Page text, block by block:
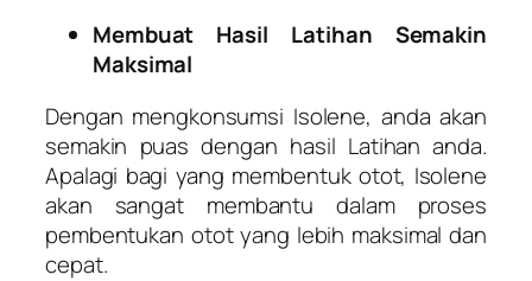
Membuat Hasil Latihan Semakin
Maksimal
Dengan mengkonsumsi Isolene, anda akan
semakin puas dengan hasil Latihan anda.
Apalagi bagi yang membentuk otot, Isolene
akan sangat membantu dalam proses
pembentukan otot yang lebih maksimal dan
cepat.